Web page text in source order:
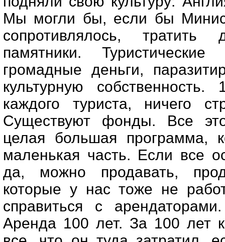
Мы могли бы, если бы
сопротивлялось,
памятники.
громадные деньги,
культурную
каждого туриста, ничего
Существуют фонды. Все
целая большая программа,
маленькая часть. Если все
да, можно продавать,
которые у нас тоже не
справиться с
Аренда 100 лет. За 100 лет